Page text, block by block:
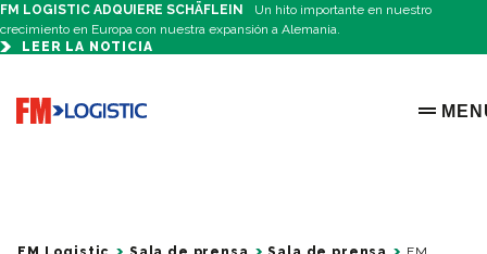
FM LOGISTIC ADQUIERE SCHÄFLEIN
Un hito importante en nuestro
crecimiento en Europa con nuestra expansión a Alemania.
LEER LA NOTICIA
Go to home page
OPEN